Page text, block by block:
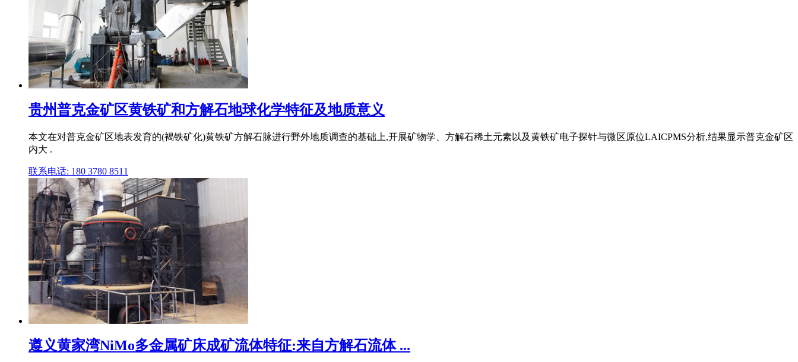
贵州普克金矿区黄铁矿和方解石地球化学特征及地质意义
本文在对普克金矿区地表发育的(褐铁矿化)黄铁矿方解石脉进行野外地质调查的基础上,开展矿物学、方解石稀土元素以及黄铁矿电子探针与微区原位LAICPMS分析,结果显示普克金矿区
内大 .
联系电话: 180 3780 8511
遵义黄家湾NiMo多金属矿床成矿流体特征:来自方解石流体 ...